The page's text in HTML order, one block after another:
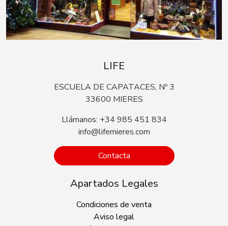
LIFE
ESCUELA DE CAPATACES, Nº 3
33600 MIERES
Llámanos: +34 985 451 834
info@lifemieres.com
Contacta
Apartados Legales
Condiciones de venta
Aviso legal